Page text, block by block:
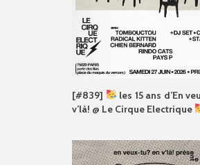
[#839]
les 15 ans d’En
v’là! @ Le Cirque Electrique